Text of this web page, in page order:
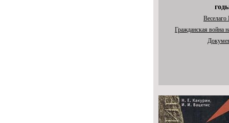
Гражданская война